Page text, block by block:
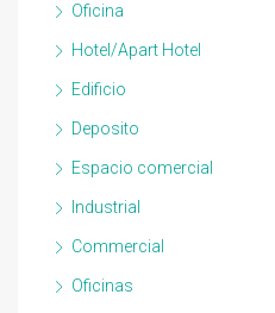
Oficina
Hotel/Apart Hotel
Edificio
Deposito
Espacio comercial
Industrial
Commercial
Oficinas